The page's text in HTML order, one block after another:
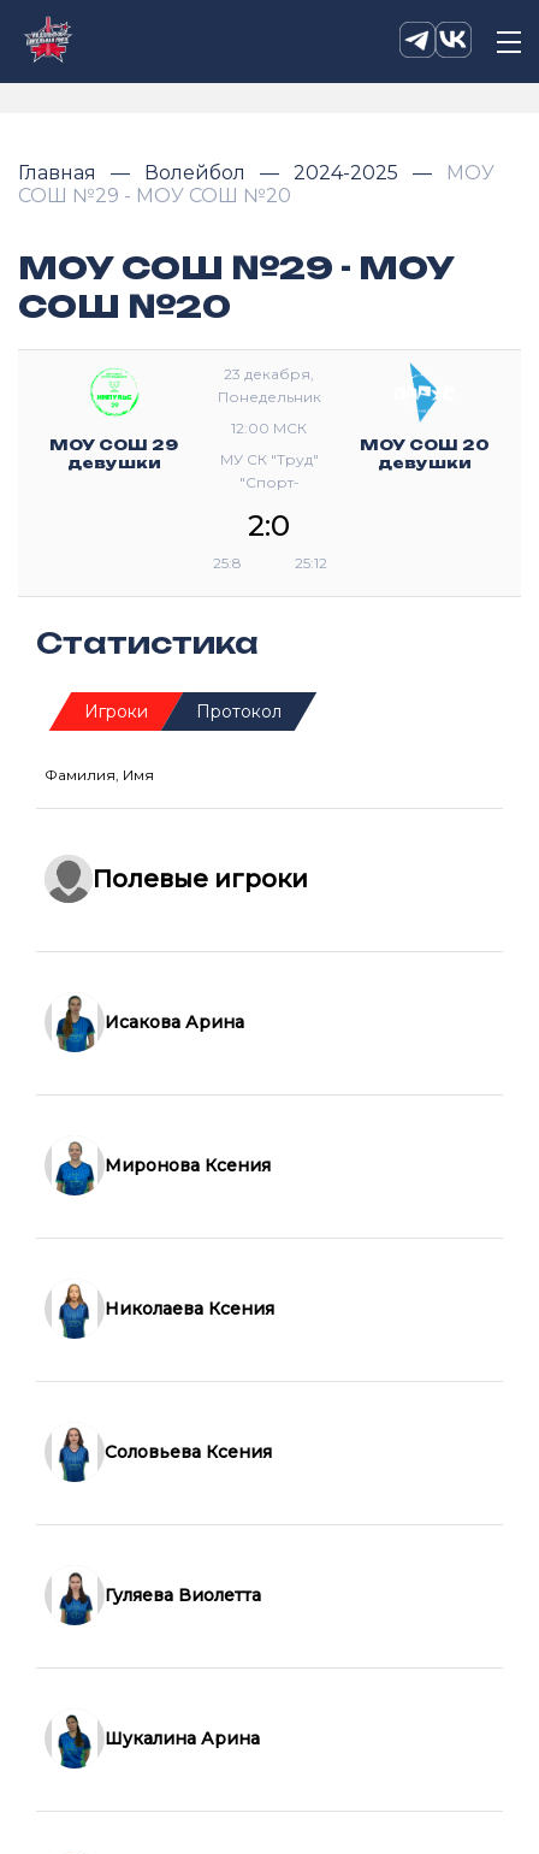
Главная Волейбол 2024-2025
МОУ
СОШ №29 - МОУ СОШ №20
МОУ СОШ №29 - МОУ
СОШ №20
МОУ СОШ 29
девушки
23 декабря,
Понедельник
12:00 МСК
МУ СК "Труд"
"Спорт-
2:0
25:8 25:12
МОУ СОШ 20
девушки
Статистика
Игроки Протокол
Фамилия, Имя
Полевые игроки
Исакова Арина
Миронова Ксения
Николаева Ксения
Соловьева Ксения
Гуляева Виолетта
Шукалина Арина